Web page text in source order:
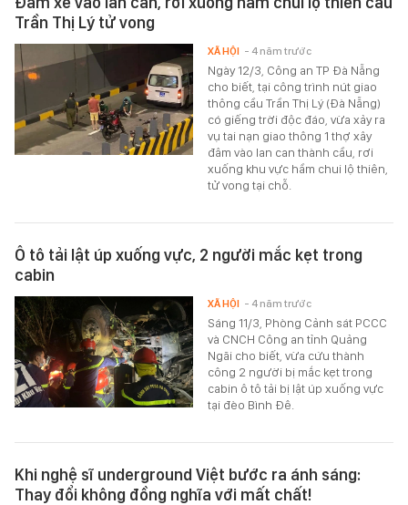
Trần Thị Lý tử vong
Ngày 12/3, Công an TP Đà Nẵng
cho biết, tại công trình nút giao
thông cầu Trần Thị Lý (Đà Nẵng)
có giếng trời độc đáo, vừa xảy ra
vụ tai nạn giao thông 1 thợ xây
đâm vào lan can thành cầu, rơi
xuống khu vực hầm chui lộ thiên,
tử vong tại chỗ.
XÃ HỘI - 4 năm trước
Ô tô tải lật úp xuống vực, 2 người mắc kẹt trong
cabin
Sáng 11/3, Phòng Cảnh sát PCCC
và CNCH Công an tỉnh Quảng
Ngãi cho biết, vừa cứu thành
công 2 người bị mắc kẹt trong
cabin ô tô tải bị lật úp xuống vực
tại đèo Bình Đê.
XÃ HỘI - 4 năm trước
Khi nghệ sĩ underground Việt bước ra ánh sáng:
Thay đổi không đồng nghĩa với mất chất!